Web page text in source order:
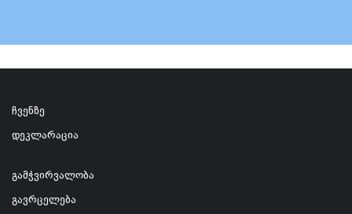
ჩვენზე
დეკლარაცია
გამჭვირვალობა
გავრცელება